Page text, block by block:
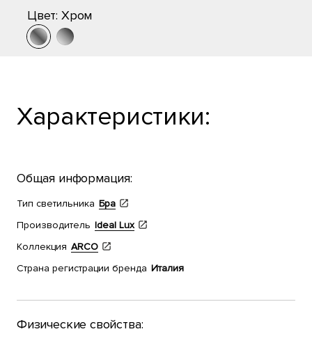
Цвет: Хром
Характеристики:
Общая информация:
Тип светильника Бра
Производитель Ideal Lux
Коллекция ARCO
Страна регистрации бренда Италия
Физические свойства: